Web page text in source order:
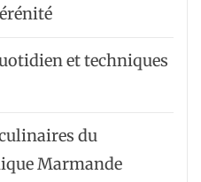
et techniques
du
Marmande